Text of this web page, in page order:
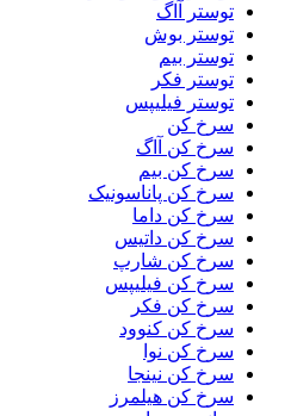
توستر آاگ
توستر بوش
توستر بیم
توستر فکر
توستر فیلیپس
سرخ کن
سرخ کن آاگ
سرخ کن بیم
سرخ کن پاناسونیک
سرخ کن داما
سرخ کن داتیس
سرخ کن شارپ
سرخ کن فیلیپس
سرخ کن فکر
سرخ کن کنوود
سرخ کن نوا
سرخ کن نینجا
سرخ کن هیلمرز